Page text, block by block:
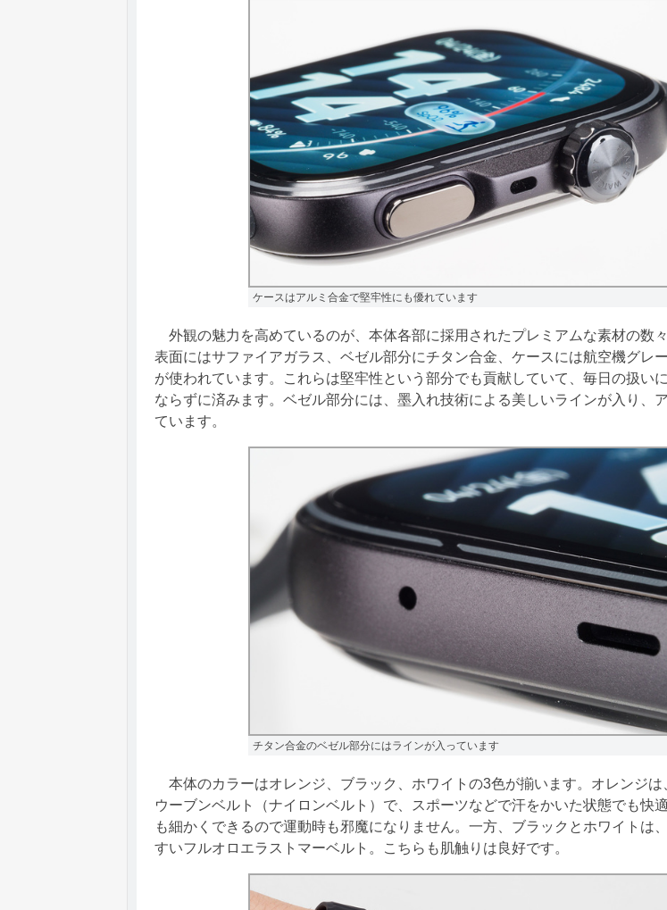
ケースはアルミ合金で堅牢性にも優れています
外観の魅力を高めているのが、本体各部に採用されたプレミアムな素材の数
表面にはサファイアガラス、ベゼル部分にチタン合金、ケースには航空機グレ
が使われています。これらは堅牢性という部分でも貢献していて、毎日の扱い
ならずに済みます。ベゼル部分には、墨入れ技術による美しいラインが入り、
ています。
チタン合金のベゼル部分にはラインが入っています
本体のカラーはオレンジ、ブラック、ホワイトの3色が揃います。オレンジは
ウーブンベルト（ナイロンベルト）で、スポーツなどで汗をかいた状態でも快
も細かくできるので運動時も邪魔になりません。一方、ブラックとホワイトは
すいフルオロエラストマーベルト。こちらも肌触りは良好です。